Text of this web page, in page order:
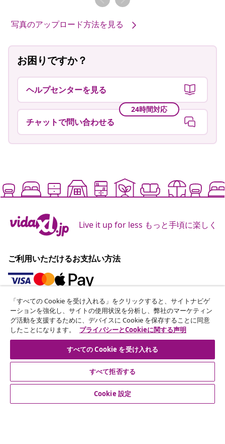
写真のアップロード方法を見る
お困りですか？
ヘルプセンターを見る
24時間対応
チャットで問い合わせる
Live it up for less もっと手頃に楽しく
ご利用いただけるお支払い方法
ニュースレターに登録する
70万人以上のユーザーと一緒に、vidaXLから毎週のお得
な情報や季節限定セール、新着情報を受け取りましょう。
公式SNSアカウント
「すべての Cookie を受け入れる」をクリックすると、サイトナビゲ
ーションを強化し、サイトの使用状況を分析し、弊社のマーケティン
グ活動を支援するために、デバイスに Cookie を保存することに同意
したことになります。
プライバシーとCookieに関する声明
すべての Cookie を受け入れる
すべて拒否する
Cookie 設定